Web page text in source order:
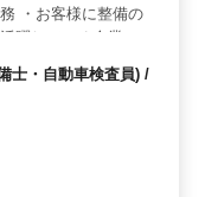
・お客様に整備の
躍している企業で
士・自動車検査員) /